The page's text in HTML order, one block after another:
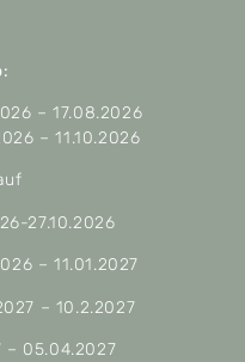
– 17.08.2026
– 11.10.2026
27.10.2026
– 11.01.2027
– 10.2.2027
– 05.04.2027